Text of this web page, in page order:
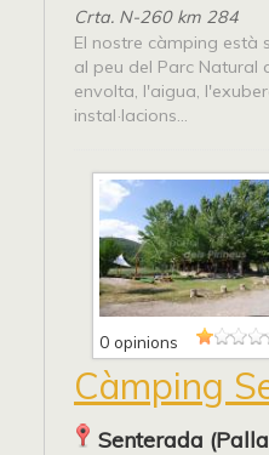
Crta. N-260 km 284
El nostre càmping està
al peu del Parc Natural
envolta, l'aigua,
instal·lacions...
0 opinions
Càmping
Senterada